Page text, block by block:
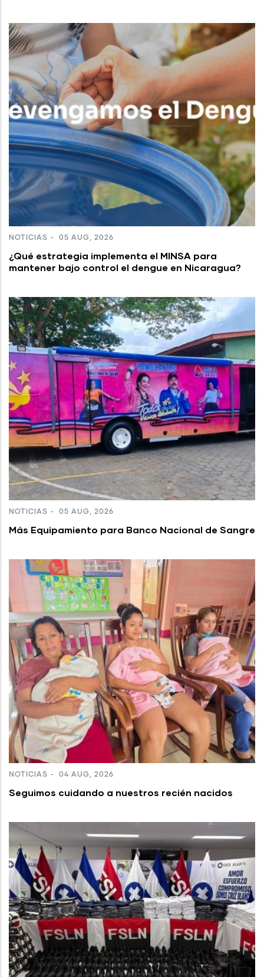
NOTICIAS - 05 AUG, 2026
¿Qué estrategia implementa el MINSA para
mantener bajo control el dengue en Nicaragua?
NOTICIAS - 05 AUG, 2026
Más Equipamiento para Banco Nacional de Sangre
NOTICIAS - 04 AUG, 2026
Seguimos cuidando a nuestros recién nacidos